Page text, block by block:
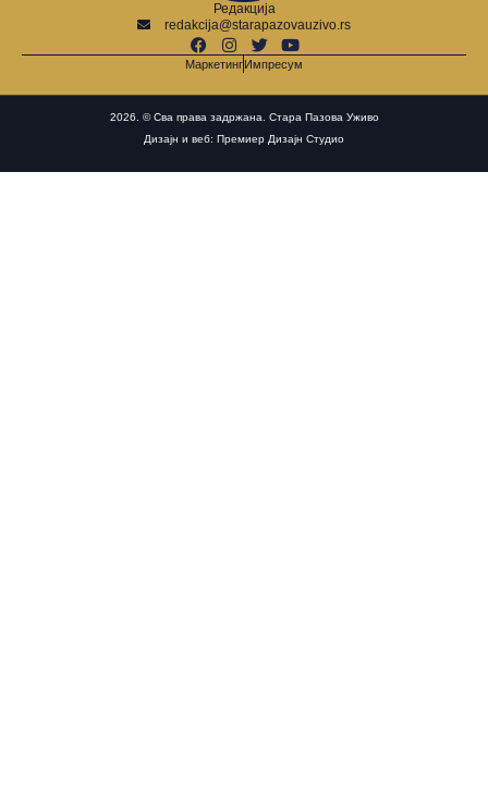
Редакција
redakcija@starapazovauzivo.rs
МаркетингИмпресум
2026. © Сва права задржана. Стара Пазова Уживо
Дизајн и веб: Премиер Дизајн Студио